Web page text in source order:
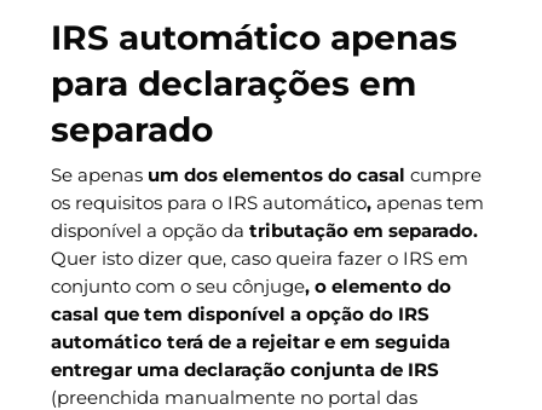
IRS automático apenas
para declarações em
separado
Se apenas um dos elementos do casal cumpre
os requisitos para o IRS automático, apenas tem
disponível a opção da tributação em separado.
Quer isto dizer que, caso queira fazer o IRS em
conjunto com o seu cônjuge, o elemento do
casal que tem disponível a opção do IRS
automático terá de a rejeitar e em seguida
entregar uma declaração conjunta de IRS
(preenchida manualmente no portal das